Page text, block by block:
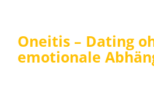
Oneitis – Dating
emotionale